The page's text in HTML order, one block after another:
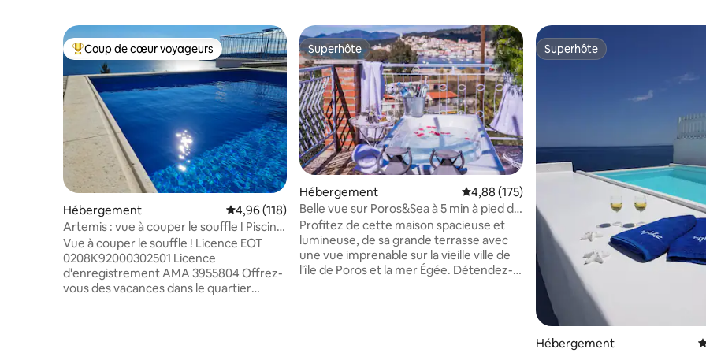
Coups de cœur voyageurs les plus appréciés
Coup de cœur voyageurs
Hébergement Évaluation moyenne sur la base de 118 commentaires : 4,96 sur 5
4,96 (118)
Artemis : vue à couper le souffle ! Piscine
privée
Vue à couper le souffle ! Licence EOT
0208Κ92000302501 Licence
d'enregistrement AMA 3955804 Offrez-
vous des vacances dans le quartier
Superhôte
Superhôte
Hébergement Évaluation moyenne sur la base de 175
4,88 (175)
Belle vue sur Poros&Sea à 5 min à pied de
la plage!
Profitez de cette maison spacieuse et
lumineuse, de sa grande terrasse avec
une vue imprenable sur la vieille ville de
l'île de Poros et la mer Égée. Détendez-
Superhôte
Superhôte
Hébergement